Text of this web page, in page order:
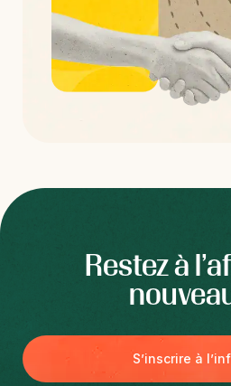
Restez à
S’inscrire à